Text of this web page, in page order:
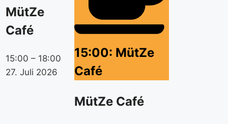
MütZe
Café
15:00 – 18:00
27. Juli 2026
15:00: MütZe
Café
MütZe Café